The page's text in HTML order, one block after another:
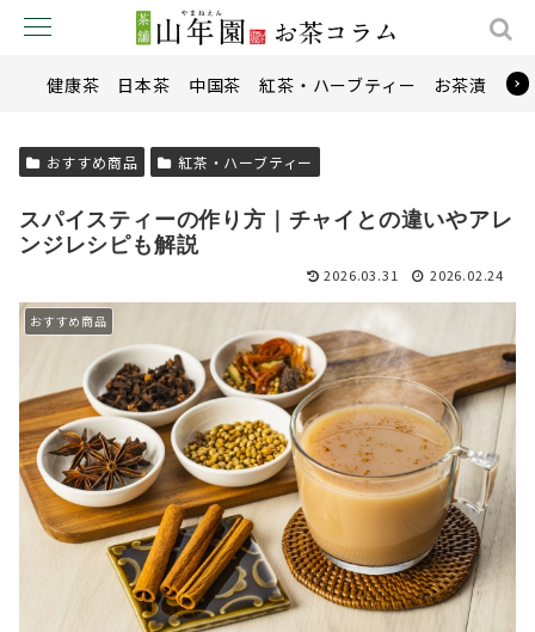
健康茶 日本茶 中国茶 紅茶・ハーブティー お茶漬け
おすすめ商品 紅茶・ハーブティー
スパイスティーの作り方｜チャイとの違いやアレ
ンジレシピも解説
2026.03.31 2026.02.24
おすすめ商品